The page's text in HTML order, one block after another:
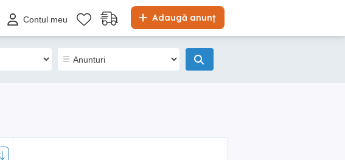
Adaugă anunț
Contul meu